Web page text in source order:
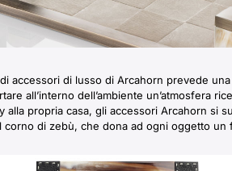
accessori di lusso di Arcahorn prevede
all’interno dell’ambiente un’atmosfera
propria casa, gli accessori Arcahorn si
di zebù, che dona ad ogni oggetto un